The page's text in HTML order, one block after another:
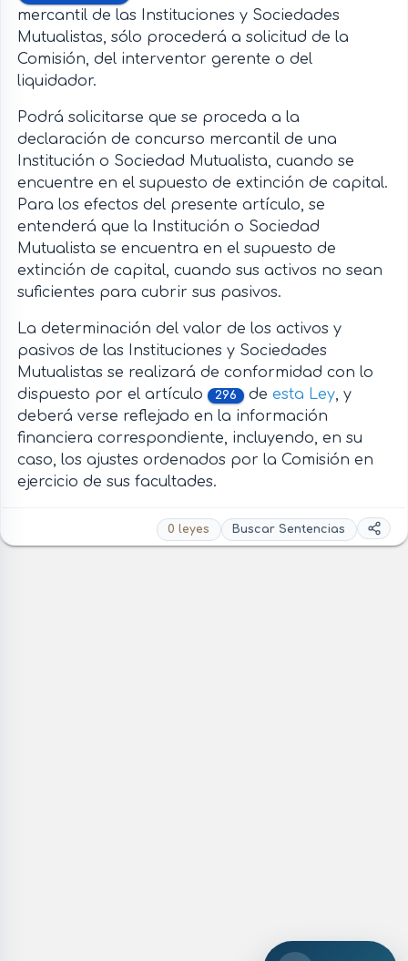
mercantil de las Instituciones y Sociedades
Mutualistas, sólo procederá a solicitud de la
Comisión, del interventor gerente o del
liquidador.
Podrá solicitarse que se proceda a la
declaración de concurso mercantil de una
Institución o Sociedad Mutualista, cuando se
encuentre en el supuesto de extinción de capital.
Para los efectos del presente artículo, se
entenderá que la Institución o Sociedad
Mutualista se encuentra en el supuesto de
extinción de capital, cuando sus activos no sean
suficientes para cubrir sus pasivos.
La determinación del valor de los activos y
pasivos de las Instituciones y Sociedades
Mutualistas se realizará de conformidad con lo
dispuesto por el artículo
296 de esta Ley, y
deberá verse reflejado en la información
financiera correspondiente, incluyendo, en su
caso, los ajustes ordenados por la Comisión en
ejercicio de sus facultades.
0 leyes Buscar Sentencias